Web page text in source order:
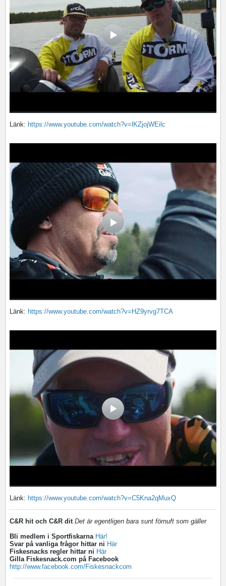
Länk: https://www.youtube.com/watch?v=lKZjojWEilc
Länk: https://www.youtube.com/watch?v=HZ9yrvg7TCA
Länk: https://www.youtube.com/watch?v=C5Kna2qMuxQ
C&R hit och C&R dit Det är egentligen bara sunt förnuft som gäller
Bli medlem i Sportfiskarna Här!
Svar på vanliga frågor hittar ni Här
Fiskesnacks regler hittar ni Här
Gilla Fiskesnack.com på Facebook
http://www.facebook.com/Fiskesnackcom